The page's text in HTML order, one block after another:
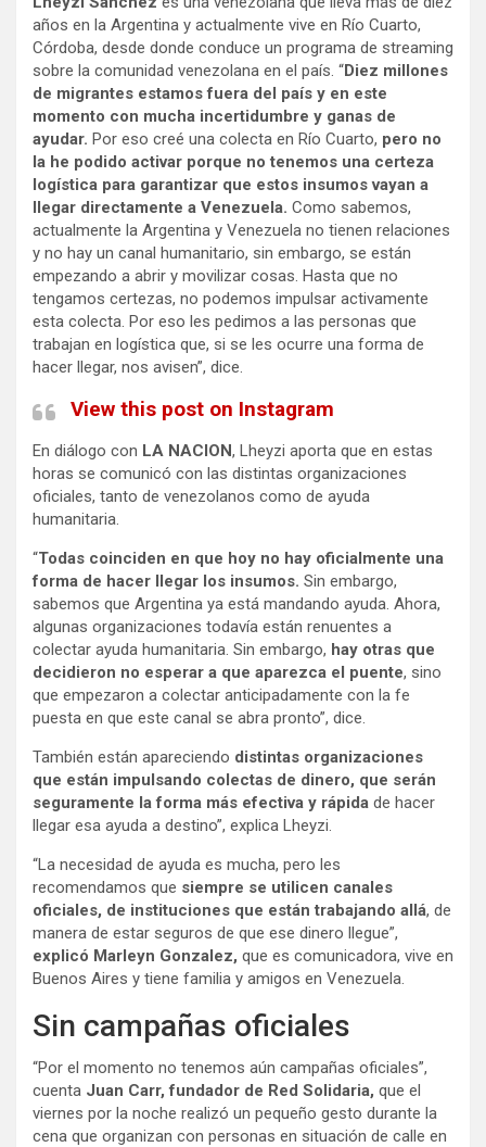
años en la Argentina y actualmente vive en Río Cuarto,
Córdoba, desde donde conduce un programa de streaming
sobre la comunidad venezolana en el país. “Diez millones
de migrantes estamos fuera del país y en este
momento con mucha incertidumbre y ganas de
ayudar. Por eso creé una colecta en Río Cuarto, pero no
la he podido activar porque no tenemos una certeza
logística para garantizar que estos insumos vayan a
llegar directamente a Venezuela. Como sabemos,
actualmente la Argentina y Venezuela no tienen relaciones
y no hay un canal humanitario, sin embargo, se están
empezando a abrir y movilizar cosas. Hasta que no
tengamos certezas, no podemos impulsar activamente
esta colecta. Por eso les pedimos a las personas que
trabajan en logística que, si se les ocurre una forma de
hacer llegar, nos avisen”, dice.
View this post on Instagram
En diálogo con LA NACION, Lheyzi aporta que en estas
horas se comunicó con las distintas organizaciones
oficiales, tanto de venezolanos como de ayuda
humanitaria.
“Todas coinciden en que hoy no hay oficialmente una
forma de hacer llegar los insumos. Sin embargo,
sabemos que Argentina ya está mandando ayuda. Ahora,
algunas organizaciones todavía están renuentes a
colectar ayuda humanitaria. Sin embargo, hay otras que
decidieron no esperar a que aparezca el puente, sino
que empezaron a colectar anticipadamente con la fe
puesta en que este canal se abra pronto”, dice.
También están apareciendo distintas organizaciones
que están impulsando colectas de dinero, que serán
seguramente la forma más efectiva y rápida de hacer
llegar esa ayuda a destino”, explica Lheyzi.
“La necesidad de ayuda es mucha, pero les
recomendamos que siempre se utilicen canales
oficiales, de instituciones que están trabajando allá, de
manera de estar seguros de que ese dinero llegue”,
explicó Marleyn Gonzalez, que es comunicadora, vive en
Buenos Aires y tiene familia y amigos en Venezuela.
Sin campañas oficiales
“Por el momento no tenemos aún campañas oficiales”,
cuenta Juan Carr, fundador de Red Solidaria, que el
viernes por la noche realizó un pequeño gesto durante la
cena que organizan con personas en situación de calle en